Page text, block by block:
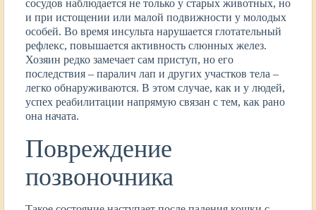
сосудов наблюдается не только у старых животных, но
и при истощении или малой подвижности у молодых
особей. Во время инсульта нарушается глотательный
рефлекс, повышается активность слюнных желез.
Хозяин редко замечает сам приступ, но его
последствия – паралич лап и других участков тела –
легко обнаруживаются. В этом случае, как и у людей,
успех реабилитации напрямую связан с тем, как рано
она начата.
Повреждение
позвоночника